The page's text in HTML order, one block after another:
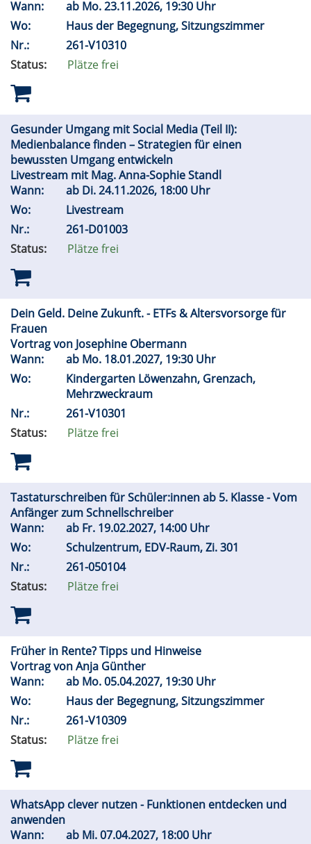
Wann: ab Mo.23.11.2026, 19:30 Uhr
Wo:
Haus der Begegnung, Sitzungszimmer
Nr.:
261-V10310
Status:
Plätze frei
Gesunder Umgang mit Social Media (Teil II):
Medienbalance finden – Strategien für einen
bewussten Umgang entwickeln
Livestream mit Mag. Anna-Sophie Standl
Wann:
ab Di.24.11.2026, 18:00 Uhr
Wo:
Livestream
Nr.:
261-D01003
Status:
Plätze frei
Dein Geld. Deine Zukunft. - ETFs & Altersvorsorge für
Frauen
Vortrag von Josephine Obermann
Wann:
ab Mo. 18.01.2027, 19:30 Uhr
Wo:
Kindergarten Löwenzahn, Grenzach,
Mehrzweckraum
Nr.:
261-V10301
Status:
Plätze frei
Tastaturschreiben für Schüler:innen ab 5. Klasse - Vom
Anfänger zum Schnellschreiber
Wann:
ab Fr. 19.02.2027, 14:00 Uhr
Wo:
Schulzentrum, EDV-Raum, Zi. 301
Nr.:
261-050104
Status:
Plätze frei
Früher in Rente? Tipps und Hinweise
Vortrag von Anja Günther
Wann:
ab Mo.05.04.2027, 19:30 Uhr
Wo:
Haus der Begegnung, Sitzungszimmer
Nr.:
261-V10309
Status:
Plätze frei
WhatsApp clever nutzen - Funktionen entdecken und
anwenden
Wann:
ab Mi.07.04.2027, 18:00 Uhr